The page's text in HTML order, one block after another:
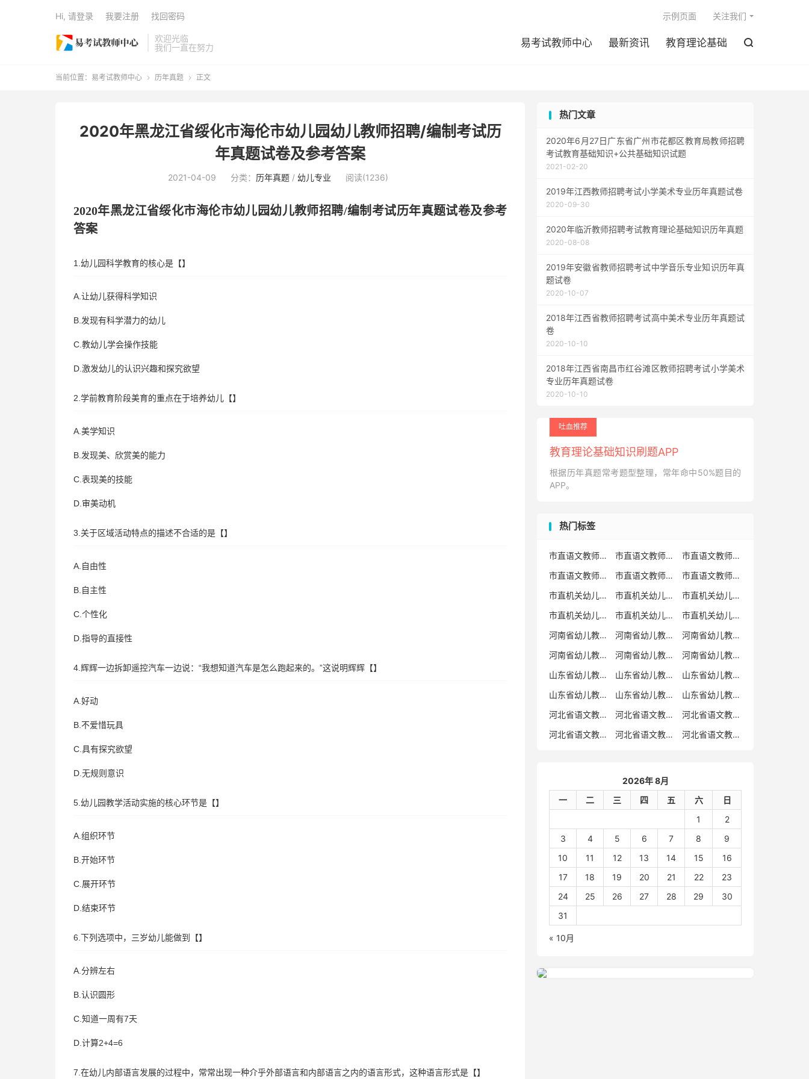
欢迎光临
我们一直在努力
易考试教师中心 最新资讯 教育理论基础 
示例页面 关注我们
Hi, 请登录 我要注册 找回密码
当前位置： 易考试教师中心  历年真题  正文
2020年黑龙江省绥化市海伦市幼儿园幼儿教师招聘/编制考试历
年真题试卷及参考答案
2021-04-09 分类： 历年真题 / 幼儿专业 阅读(1236)
2020年黑龙江省绥化市海伦市幼儿园幼儿教师招聘/编制考试历年真题试卷及参考
答案
1.幼儿园科学教育的核心是【】
A.让幼儿获得科学知识
B.发现有科学潜力的幼儿
C.教幼儿学会操作技能
D.激发幼儿的认识兴趣和探究欲望
2.学前教育阶段美育的重点在于培养幼儿【】
A.美学知识
B.发现美、欣赏美的能力
C.表现美的技能
D.审美动机
3.关于区域活动特点的描述不合适的是【】
A.自由性
B.自主性
C.个性化
D.指导的直接性
4.辉辉一边拆卸遥控汽车一边说：“我想知道汽车是怎么跑起来的。”这说明辉辉【】
A.好动
B.不爱惜玩具
C.具有探究欲望
D.无规则意识
5.幼儿园教学活动实施的核心环节是【】
A.组织环节
B.开始环节
C.展开环节
D.结束环节
6.下列选项中，三岁幼儿能做到【】
A.分辨左右
B.认识圆形
C.知道一周有7天
D.计算2+4=6
7.在幼儿内部语言发展的过程中，常常出现一种介乎外部语言和内部语言之内的语言形式，这种语言形式是【】
热门文章
2020年6月27日广东省广州市花都区教育局教师招聘
考试教育基础知识+公共基础知识试题
2021-02-20
2019年江西教师招聘考试小学美术专业历年真题试卷
2020-09-30
2020年临沂教师招聘考试教育理论基础知识历年真题
2020-08-08
2019年安徽省教师招聘考试中学音乐专业知识历年真
题试卷
2020-10-07
2018年江西省教师招聘考试高中美术专业历年真题试
卷
2020-10-10
2018年江西省南昌市红谷滩区教师招聘考试小学美术
专业历年真题试卷
2020-10-10
吐血推荐
教育理论基础知识刷题APP
根据历年真题常考题型整理，常年命中50%题目的
APP。
热门标签
市直语文教师招聘 市直语文教师招聘考试真题
市直语文教师招聘考试真题卷
市直语文教师编制考试真题
市直语文教师编制考试真题卷
市直语文教师考试
市直机关幼儿教师招聘
市直机关幼儿教师考试
市直机关幼儿教师招聘考试真题
市直机关幼儿教师招聘考试真题卷
市直机关幼儿教师编制考试真题卷
市直机关幼儿教师编制考试真题
河南省幼儿教师招聘
河南省幼儿教师考试
河南省幼儿教师招聘考试真题
河南省幼儿教师招聘考试真题卷
河南省幼儿教师编制考试真题
河南省幼儿教师编制考试真题卷
山东省幼儿教师招聘
山东省幼儿教师考试
山东省幼儿教师招聘考试真题
山东省幼儿教师招聘考试真题卷
山东省幼儿教师编制考试真题
山东省幼儿教师编制考试真题卷
河北省语文教师招聘
河北省语文教师招聘考试真题
河北省语文教师招聘考试真题卷
河北省语文教师编制考试真题
河北省语文教师编制考试真题卷 河北省语文教师考试
2026年 8月
一
二 三 四 五 六
日
1
2
3
4 5 6 7 8
9
10
11 12 13 14 15
16
17
18 19 20 21 22
23
24
25 26 27 28 29
30
31
« 10月